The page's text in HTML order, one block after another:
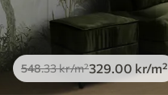
548.33kr/m²329 .00 kr/m²